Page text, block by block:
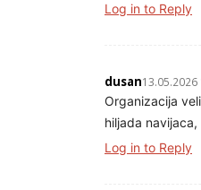
Log in to Reply
dusan13.05.2026
Organizacija
hiljada
Log in to Reply